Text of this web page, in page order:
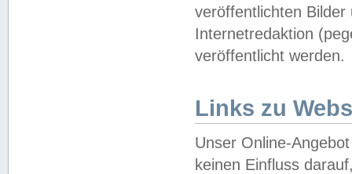
veröffentlichten
Internetredaktion
veröffentlicht werden.
Links zu
Unser Online-
keinen Einfluss